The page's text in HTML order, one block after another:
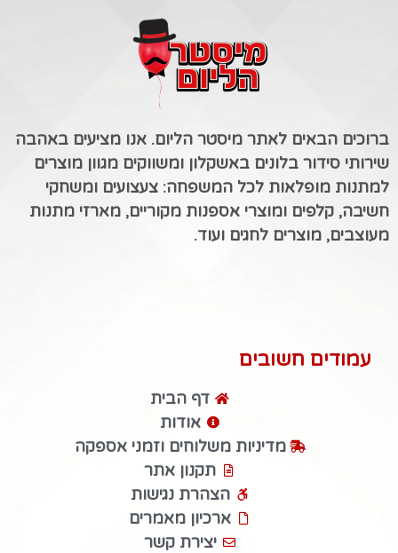
ברוכים הבאים לאתר מיסטר הליום. אנו מציעים באהבה
שירותי סידור בלונים באשקלון ומשווקים מגוון מוצרים
למתנות מופלאות לכל המשפחה: צעצועים ומשחקי
חשיבה, קלפים ומוצרי אספנות מקוריים, מארזי מתנות
מעוצבים, מוצרים לחגים ועוד.
עמודים חשובים
דף הבית
אודות
מדיניות משלוחים וזמני אספקה
תקנון אתר
הצהרת נגישות
ארכיון מאמרים
יצירת קשר